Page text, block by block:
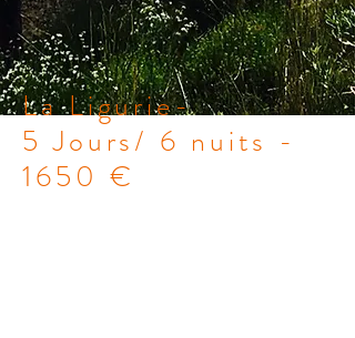
La Ligurie-
5 Jours/ 6 nuits -
1650 €